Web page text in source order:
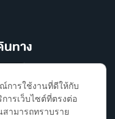
นทาง
การใช้งานที่ดีให้กับ
ารเว็บไซต์ที่ตรงต่อ
ามารถทราบราย